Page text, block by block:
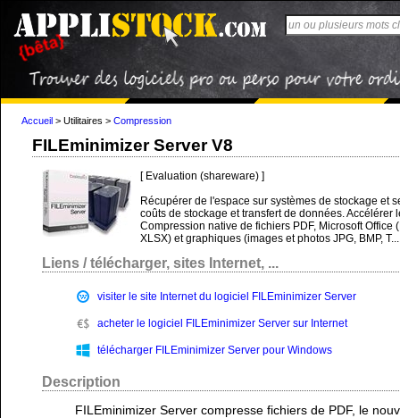
Accueil > Utilitaires > Compression
FILEminimizer Server V8
[ Evaluation (shareware) ]
Récupérer de l'espace sur systèmes de stockage et
coûts de stockage et transfert de données. Accélérer
Compression native de fichiers PDF, Microsoft Office
XLSX) et graphiques (images et photos JPG, BMP, T...
Liens / télécharger, sites Internet, ...
visiter le site Internet du logiciel FILEminimizer Server
acheter le logiciel FILEminimizer Server sur Internet
télécharger FILEminimizer Server pour Windows
Description
FILEminimizer Server compresse fichiers de PDF, le